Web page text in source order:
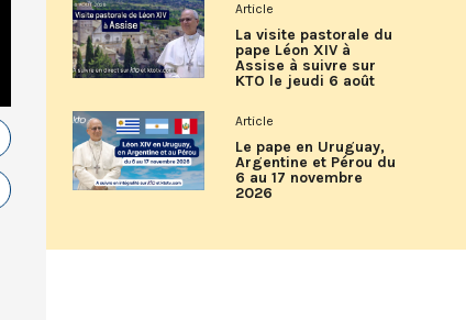
Article
La visite pastorale du
pape Léon XIV à
Assise à suivre sur
KTO le jeudi 6 août
Article
Le pape en Uruguay,
Argentine et Pérou du
6 au 17 novembre
2026